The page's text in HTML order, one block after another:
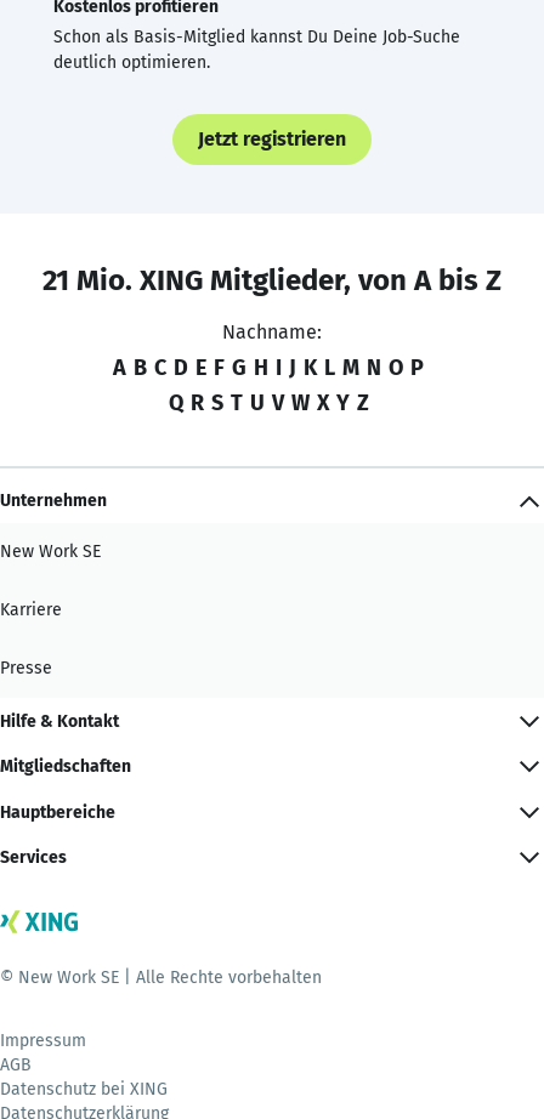
Kostenlos profitieren
Schon als Basis-Mitglied kannst Du Deine Job-Suche
deutlich optimieren.
Jetzt registrieren
21 Mio. XING Mitglieder, von A bis Z
Nachname:
A B C D E F G H I J K L M N O P
Q R S T U V W X Y Z
Unternehmen
New Work SE
Karriere
Presse
Hilfe & Kontakt
Mitgliedschaften
Hauptbereiche
Services
© New Work SE | Alle Rechte vorbehalten
Impressum
AGB
Datenschutz bei XING
Datenschutzerklärung